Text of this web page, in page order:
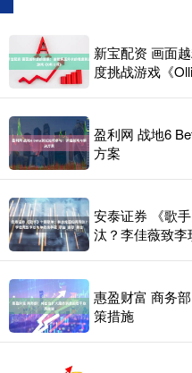
新宝配资 画面
度挑战游戏《
盈利网 战地6
方案
安泰证券 《歌
汰？李佳薇致
惠盈财富 商务
策措施